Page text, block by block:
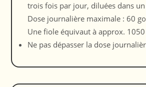
trois fois par jour, diluées dans un
Dose journalière maximale : 60
Une fiole équivaut à approx.
Ne pas dépasser la dose